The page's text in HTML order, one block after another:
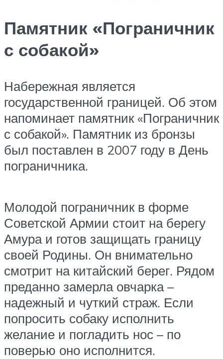
Памятник «Пограничник
с собакой»
Набережная является
государственной границей. Об этом
напоминает памятник «Пограничник
с собакой». Памятник из бронзы
был поставлен в 2007 году в День
пограничника.
Молодой пограничник в форме
Советской Армии стоит на берегу
Амура и готов защищать границу
своей Родины. Он внимательно
смотрит на китайский берег. Рядом
преданно замерла овчарка –
надежный и чуткий страж. Если
попросить собаку исполнить
желание и погладить нос – по
поверью оно исполнится.